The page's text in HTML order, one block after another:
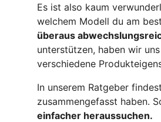
Es ist also kaum
welchem Modell du am
überaus
unterstützen, haben wir
verschiedene
In unserem Ratgeber
zusammengefasst haben.
einfacher heraussuchen.